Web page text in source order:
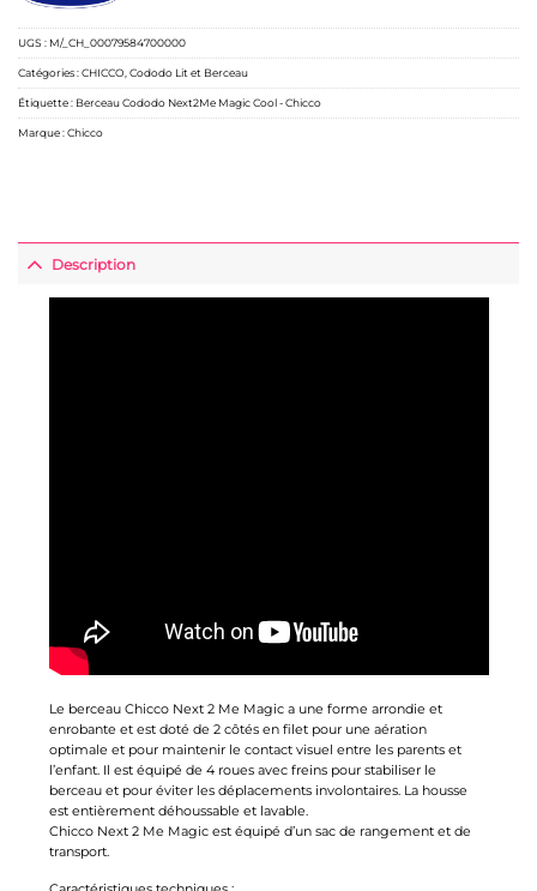
UGS : M/_CH_00079584700000
Catégories :CHICCO,Cododo Lit et Berceau
Étiquette : Berceau Cododo Next2Me Magic Cool - Chicco
Marque :Chicco
Description
Le berceau Chicco Next 2 Me Magic a une forme arrondie et
enrobante et est doté de 2 côtés en filet pour une aération
optimale et pour maintenir le contact visuel entre les parents et
l’enfant. Il est équipé de 4 roues avec freins pour stabiliser le
berceau et pour éviter les déplacements involontaires. La housse
est entièrement déhoussable et lavable.
Chicco Next 2 Me Magic est équipé d’un sac de rangement et de
transport.